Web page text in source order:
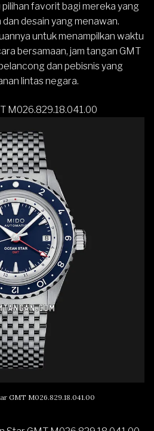
pilihan favorit bagi mereka yang
desain yang menawan.
untuk menampilkan waktu
bersamaan, jam tangan GMT
dan pebisnis yang
lintas negara.
M026.829.18.041.00
GMT M026.829.18.041.00